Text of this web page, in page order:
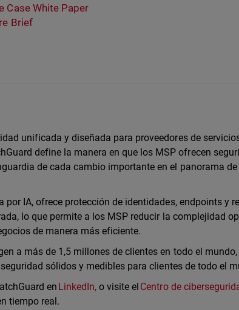
Case White Paper
Brief
unificada y diseñada para proveedores de
define la manera en que los MSP ofrecen
de cada cambio importante en el panorama
IA, ofrece protección de identidades, endpoints y
lo que permite a los MSP reducir la complejidad
de manera más eficiente.
a más de 1,5 millones de clientes en todo el mundo,
sólidos y medibles para clientes de todo el
en LinkedIn, o visite el Centro de
tiempo real.